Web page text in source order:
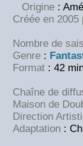
Origine :
Créée en 2005
John
Nombre de
Genre :
Format : 42
Chaîne de
Maison de
Direction
Adaptation :